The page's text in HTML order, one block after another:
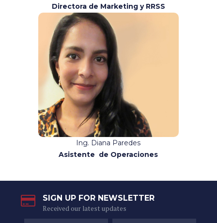
Directora de Marketing y RRSS
Contacto:
marketing@binario.com.ec
Ing. Diana Paredes
Asistente de Operaciones
SIGN UP FOR NEWSLETTER
Received our latest updates